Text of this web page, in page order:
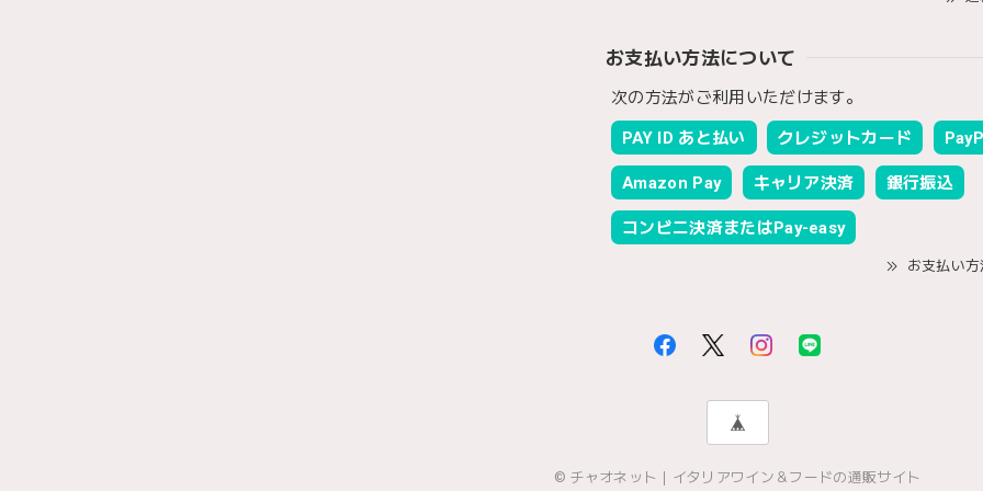
お支払い方法について
次の方法がご利用いただけます。
PAY ID あと払い クレジットカード
Amazon Pay キャリア決済 銀行振込
コンビニ決済またはPay-easy
お支払い
© チャオネット｜イタリアワイン＆フードの通販サイト